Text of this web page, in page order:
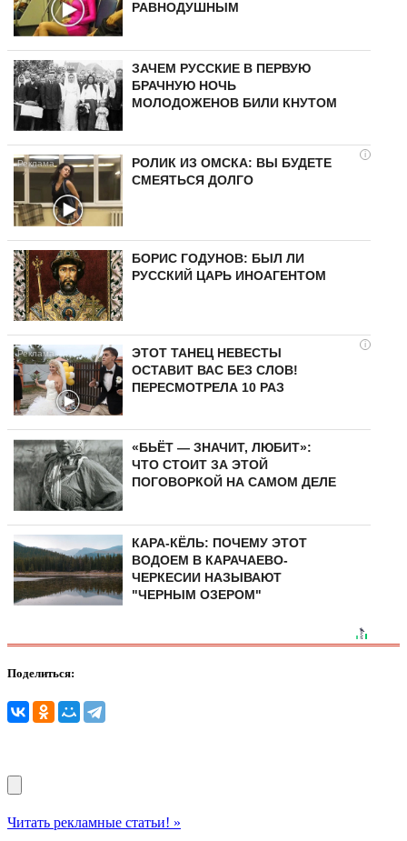
РАВНОДУШНЫМ
ЗАЧЕМ РУССКИЕ В ПЕРВУЮ
БРАЧНУЮ НОЧЬ
МОЛОДОЖЕНОВ БИЛИ КНУТОМ
i
РОЛИК ИЗ ОМСКА: ВЫ БУДЕТЕ
СМЕЯТЬСЯ ДОЛГО
БОРИС ГОДУНОВ: БЫЛ ЛИ
РУССКИЙ ЦАРЬ ИНОАГЕНТОМ
i
ЭТОТ ТАНЕЦ НЕВЕСТЫ
ОСТАВИТ ВАС БЕЗ СЛОВ!
ПЕРЕСМОТРЕЛА 10 РАЗ
«БЬЁТ — ЗНАЧИТ, ЛЮБИТ»:
ЧТО СТОИТ ЗА ЭТОЙ
ПОГОВОРКОЙ НА САМОМ ДЕЛЕ
КАРА-КЁЛЬ: ПОЧЕМУ ЭТОТ
ВОДОЕМ В КАРАЧАЕВО-
ЧЕРКЕСИИ НАЗЫВАЮТ
"ЧЕРНЫМ ОЗЕРОМ"
Поделиться:
Читать рекламные статьи! »